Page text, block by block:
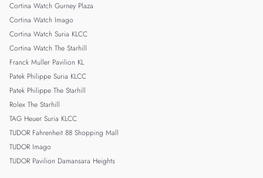
Cortina Watch Gurney Plaza
Cortina Watch Imago
Cortina Watch Suria KLCC
Cortina Watch The Starhill
Franck Muller Pavilion KL
Patek Philippe Suria KLCC
Patek Philippe The Starhill
Rolex The Starhill
TAG Heuer Suria KLCC
TUDOR Fahrenheit 88 Shopping Mall
TUDOR Imago
TUDOR Pavilion Damansara Heights